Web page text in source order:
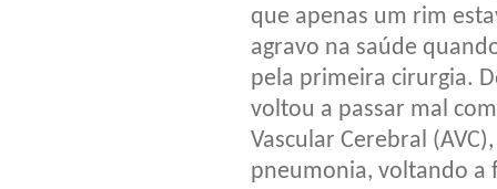
que apenas um rim
agravo na saúde
pela primeira cirurgia.
voltou a passar mal
Vascular Cerebral
pneumonia, voltando a